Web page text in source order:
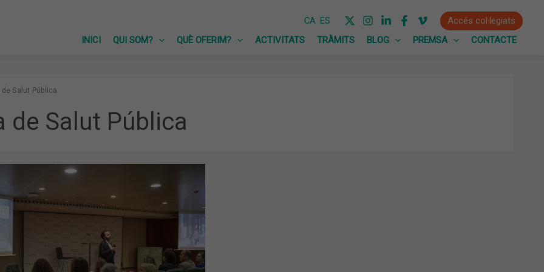
CA ES
Accés col·legiats
INICI
QUI SOM? QUÈ OFERIM? ACTIVITATS TRÀMITS BLOG PREMSA CONTACTE
Salut Pública
de Salut Pública